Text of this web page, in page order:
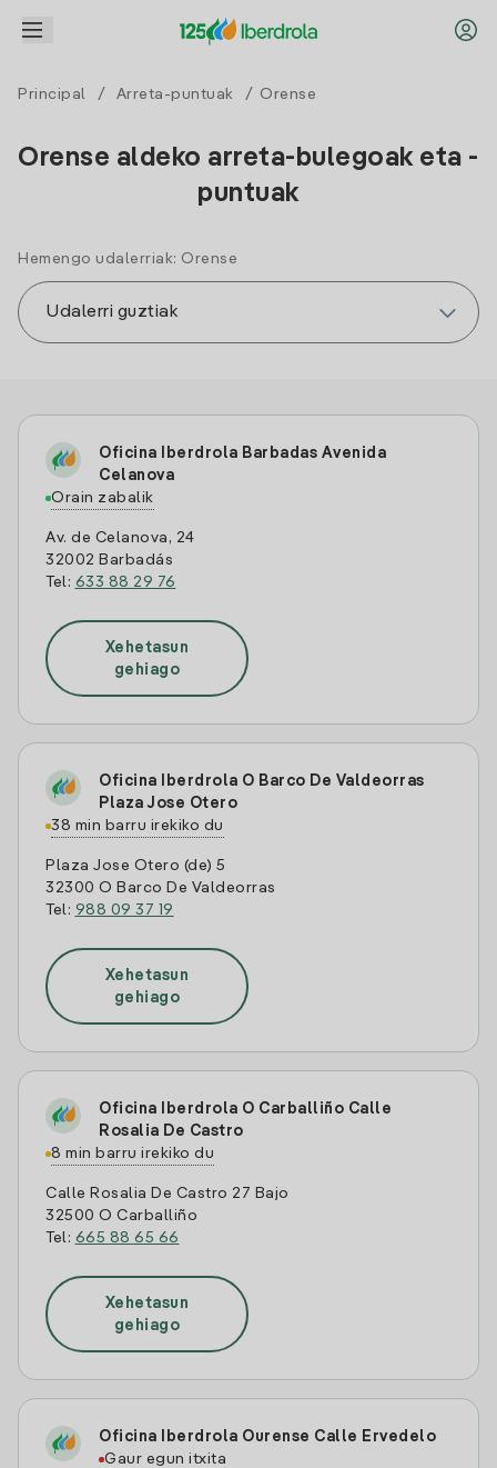
Principal / Arreta-puntuak / Orense
Orense aldeko arreta-bulegoak eta -
puntuak
Hemengo udalerriak: Orense
Oficina Iberdrola Barbadas Avenida
Celanova
Orain zabalik
Av. de Celanova, 24
32002 Barbadás
Tel: 633 88 29 76
Xehetasun
gehiago
Oficina Iberdrola O Barco De Valdeorras
Plaza Jose Otero
38 min barru irekiko du
Plaza Jose Otero (de) 5
32300 O Barco De Valdeorras
Tel: 988 09 37 19
Xehetasun
gehiago
Oficina Iberdrola O Carballiño Calle
Rosalia De Castro
8 min barru irekiko du
Calle Rosalia De Castro 27 Bajo
32500 O Carballiño
Tel: 665 88 65 66
Xehetasun
gehiago
Oficina Iberdrola Ourense Calle Ervedelo
Gaur egun itxita